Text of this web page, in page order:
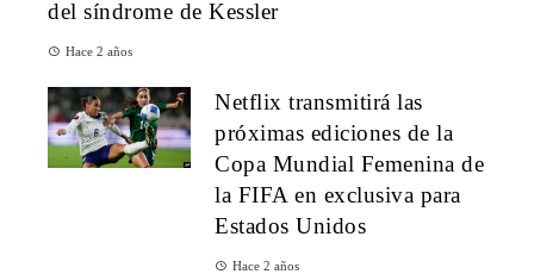
del síndrome de Kessler
Hace 2 años
Netflix transmitirá las
próximas ediciones de la
Copa Mundial Femenina de
la FIFA en exclusiva para
Estados Unidos
Hace 2 años